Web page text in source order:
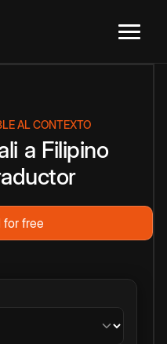
AL CONTEXTO
a Filipino
for free